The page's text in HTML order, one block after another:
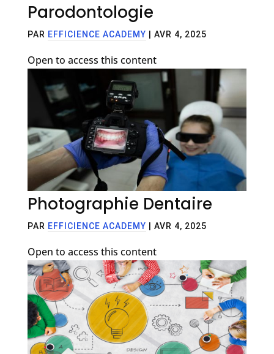
Parodontologie
PAR EFFICIENCE ACADEMY AVR 4, 2025
Open to access this content
Photographie Dentaire
PAR EFFICIENCE ACADEMY AVR 4, 2025
Open to access this content